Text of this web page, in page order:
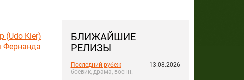
БЛИЖАЙШИЕ
РЕЛИЗЫ
Последний рубеж
боевик, драма, военн.
13.08.2026
(Udo Kier)
Фернанда